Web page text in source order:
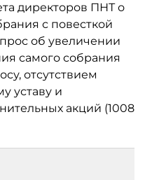
директоров ПНТ о
с повесткой
об увеличении
самого собрания
отсутствием
уставу и
акций (1008